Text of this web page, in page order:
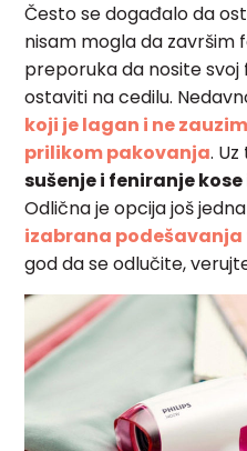
Često se događalo da
nisam mogla da završim
preporuka da nosite svoj
ostaviti na cedilu.
koji je lagan i ne
prilikom pakovanja.
sušenje i feniranje
Odlična je opcija još
izabrana
god da se odlučite,